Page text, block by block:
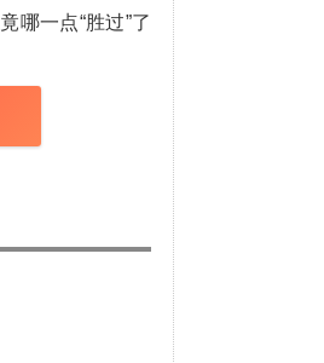
哪一点“胜过”了